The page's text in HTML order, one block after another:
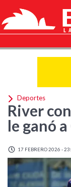
Deportes
River
le ganó
17 FEBRERO 2026 -